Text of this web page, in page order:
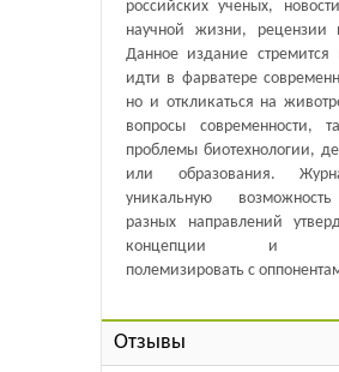
российских ученых,
научной жизни, рецензии
Данное издание стремится
идти в фарватере
но и откликаться на
вопросы современности,
проблемы биотехнологии,
или образования.
уникальную
разных направлений
концепции и
полемизировать с
Отзывы